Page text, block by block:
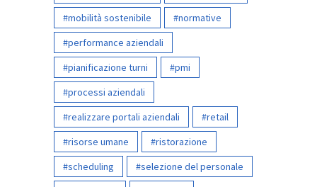
mobilità sostenibile
normative
performance aziendali
pianificazione turni
pmi
processi aziendali
realizzare portali aziendali
retail
risorse umane
ristorazione
scheduling
selezione del personale